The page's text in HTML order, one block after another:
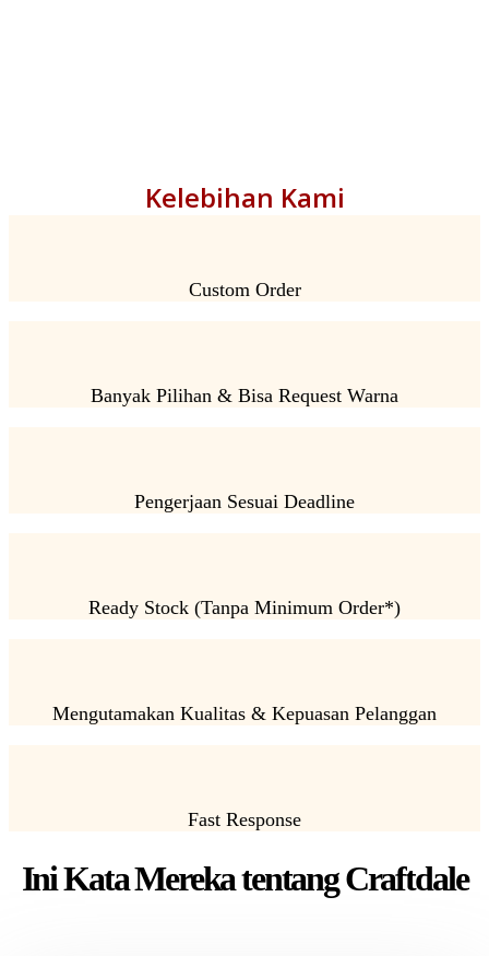
Kelebihan Kami
Custom Order
Banyak Pilihan & Bisa Request Warna
Pengerjaan Sesuai Deadline
Ready Stock (Tanpa Minimum Order*)
Mengutamakan Kualitas & Kepuasan Pelanggan
Fast Response
Ini Kata Mereka tentang Craftdale